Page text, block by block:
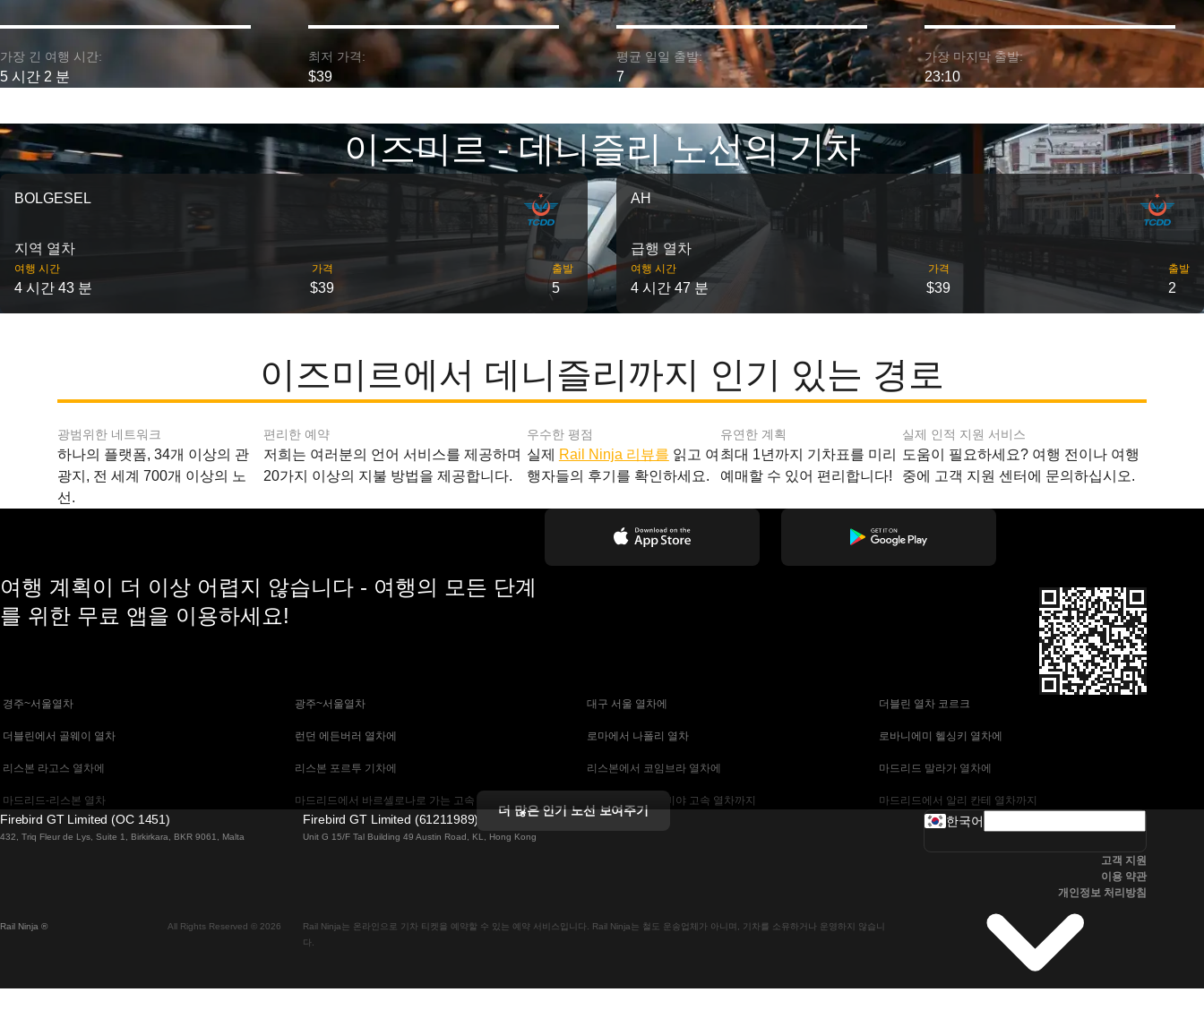
가장 긴 여행 시간:
5 시간 2 분
최저 가격:
$39
평균 일일 출발:
7
가장 마지막 출발:
23:10
이즈미르 - 데니즐리 노선의 기차
BOLGESEL
지역 열차
여행 시간
4 시간 43 분
가격
$39
출발
5
AH
급행 열차
여행 시간
4 시간 47 분
가격
$39
출발
2
이즈미르에서 데니즐리까지 인기 있는 경로
광범위한 네트워크
하나의 플랫폼, 34개 이상의 관
광지, 전 세계 700개 이상의 노
선.
편리한 예약
저희는 여러분의 언어 서비스를 제공하며
20가지 이상의 지불 방법을 제공합니다.
우수한 평점
실제 Rail Ninja 리뷰를 읽고 여
행자들의 후기를 확인하세요.
유연한 계획
최대 1년까지 기차표를 미리
예매할 수 있어 편리합니다!
실제 인적 지원 서비스
도움이 필요하세요? 여행 전이나 여행
중에 고객 지원 센터에 문의하십시오.
여행 계획이 더 이상 어렵지 않습니다 - 여행의 모든 단계
를 위한 무료 앱을 이용하세요!
경주~서울열차 광주~서울열차 대구 서울 열차에 더블린 열차 코르크
더블린에서 골웨이 열차 런던 에든버러 열차에 로마에서 나폴리 열차 로바니에미 헬싱키 열차에
리스본 라고스 열차에 리스본 포르투 기차에 리스본에서 코임브라 열차에 마드리드 말라가 열차에
마드리드-리스본 열차 마드리드에서 바르셀로나로 가는 고속 열차 마드리드에서 세비야 고속 열차까지 마드리드에서 알리 칸테 열차까지
말라가 마드리드 기차에 바르셀로나 마드리드 기차에 바르셀로나-말라가 열차
비엔나 부다페스트 기차에 비엔나에서 잘츠부르크 열차 비엔나에서 프라하 고속 열차에 서울~울산열차
더 많은 인기 노선 보여주기
Firebird GT Limited (OC 1451)
432, Triq Fleur de Lys, Suite 1, Birkirkara, BKR 9061, Malta
Firebird GT Limited (61211989)
Unit G 15/F Tal Building 49 Austin Road, KL, Hong Kong
Rail Ninja ® All Rights Reserved © 2026
Rail Ninja는 온라인으로 기차 티켓을 예약할 수 있는 예약 서비스입니다. Rail Ninja는 철도 운송업체가 아니며, 기차를 소유하거나 운영하지 않습니
다.
한국어
고객 지원
이용 약관
개인정보 처리방침